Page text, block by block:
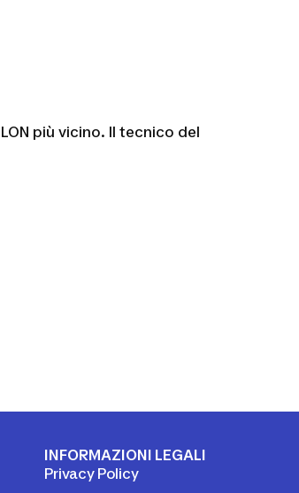
più vicino. Il tecnico del
INFORMAZIONI LEGALI
Privacy Policy